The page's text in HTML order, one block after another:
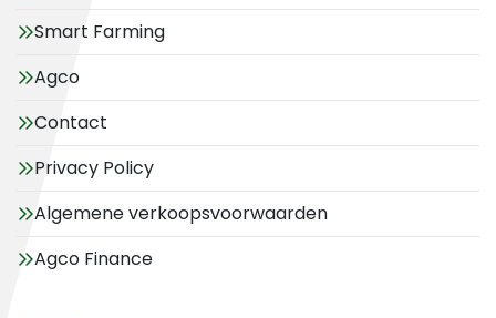
Smart Farming
Agco
Contact
Privacy Policy
Algemene verkoopsvoorwaarden
Agco Finance